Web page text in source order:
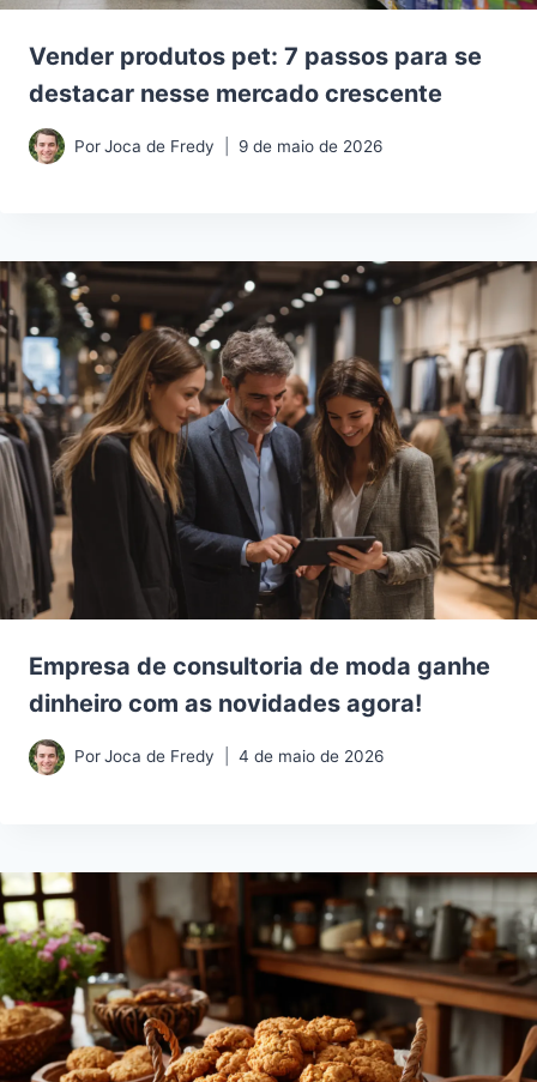
Vender produtos pet: 7 passos para se
destacar nesse mercado crescente
PorJoca de Fredy 9 de maio de 2026
Empresa de consultoria de moda ganhe
dinheiro com as novidades agora!
PorJoca de Fredy 4 de maio de 2026